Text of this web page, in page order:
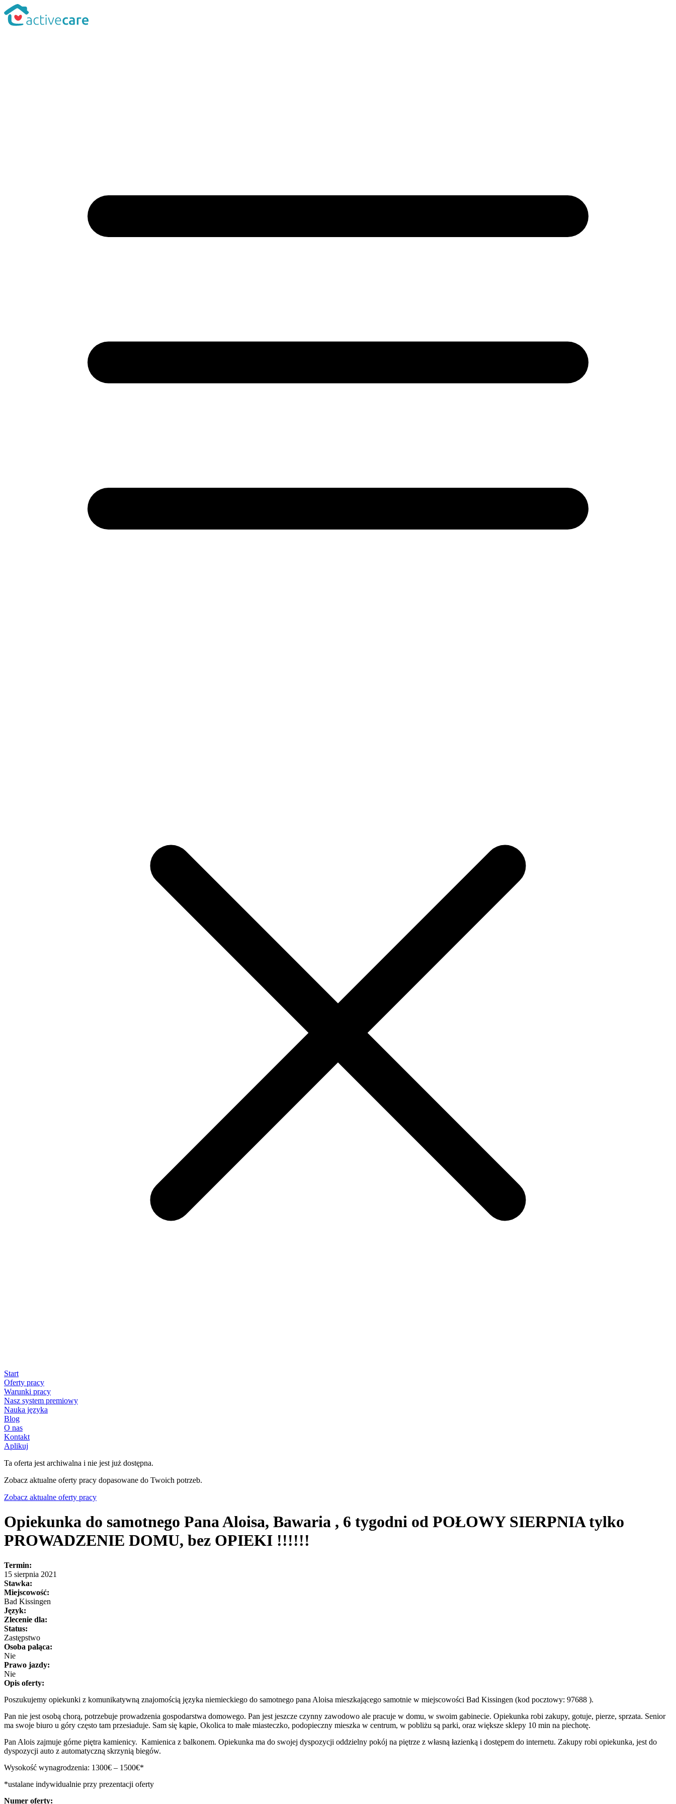
Start
Oferty pracy
Warunki pracy
Nasz system premiowy
Nauka języka
Blog
O nas
Kontakt
Aplikuj
Ta oferta jest archiwalna i nie jest już dostępna.
Zobacz aktualne oferty pracy dopasowane do Twoich potrzeb.
Zobacz aktualne oferty pracy
Opiekunka do samotnego Pana Aloisa, Bawaria , 6 tygodni od POŁOWY SIERPNIA tylko
PROWADZENIE DOMU, bez OPIEKI !!!!!!
Termin:
15 sierpnia 2021
Stawka:
Miejscowość:
Bad Kissingen
Język:
Zlecenie dla:
Status:
Zastępstwo
Osoba paląca:
Nie
Prawo jazdy:
Nie
Opis oferty:
Poszukujemy opiekunki z komunikatywną znajomością języka niemieckiego do samotnego pana Aloisa mieszkającego samotnie w miejscowości Bad Kissingen (kod pocztowy: 97688 ).
Pan nie jest osobą chorą, potrzebuje prowadzenia gospodarstwa domowego. Pan jest jeszcze czynny zawodowo ale pracuje w domu, w swoim gabinecie. Opiekunka robi zakupy, gotuje, pierze, sprzata. Senior
ma swoje biuro u góry często tam przesiaduje. Sam się kąpie, Okolica to małe miasteczko, podopieczny mieszka w centrum, w pobliżu są parki, oraz większe sklepy 10 min na piechotę.
Pan Alois zajmuje górne piętra kamienicy. Kamienica z balkonem. Opiekunka ma do swojej dyspozycji oddzielny pokój na piętrze z własną łazienką i dostępem do internetu. Zakupy robi opiekunka, jest do
dyspozycji auto z automatyczną skrzynią biegów.
Wysokość wynagrodzenia: 1300€ – 1500€*
*ustalane indywidualnie przy prezentacji oferty
Numer oferty: